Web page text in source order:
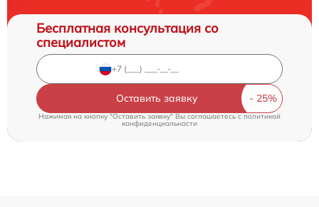
Бесплатная консультация со
специалистом
Оставить заявку
Нажимая на кнопку "Оставить заявку" Вы соглашаетесь cполитикой
конфиденциальности